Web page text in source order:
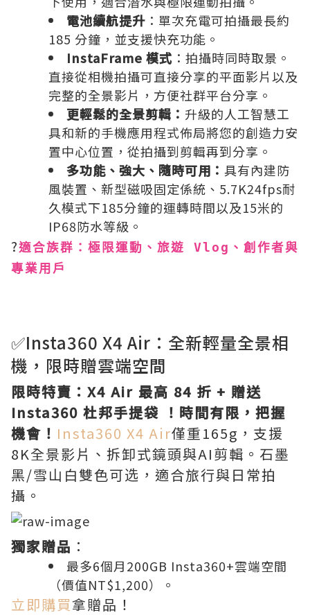
電池續航提升 ：​單次充電可拍攝最長約
185 分鐘，並支援快充功能。
InstaFrame 模式 ：​拍攝時同時取景。
直接從相機拍攝可直接分享的平面影片以及
完整的全景影片，方便社群平台分享。
更輕鬆的全景剪輯： 升級的人工智慧工
具和新的手機應用程式佈局將您的創造力安
置中心位置，從拍攝到剪輯再到分享。
多功能、強大、隨時可用： 具有內建防
風裝置、新型磁吸固定係統、5.7K24fps耐
久模式下185分鐘的運轉時間以及15米的
IP68防水等級。
?適合族群：極限運動、旅遊 Vlog、創作者與
專業用戶
✅Insta360 X4 Air：全新輕量全景相
機，限時贈雲端空間
限時特賣：X4 Air 最高 84 折 + 贈送
Insta360 杜邦手提袋 ！時間有限，把握
機會！ Insta360 X4 Air僅重165g，支援
8K全景影片、拆卸式鏡頭與AI剪輯。石墨
黑/雪山白雙色可选，適合旅行與日常拍
攝。
獨家贈品 ：
最多6個月200GB Insta360+雲端空間
（價值NT$1,200）。
立即購買拿贈品！